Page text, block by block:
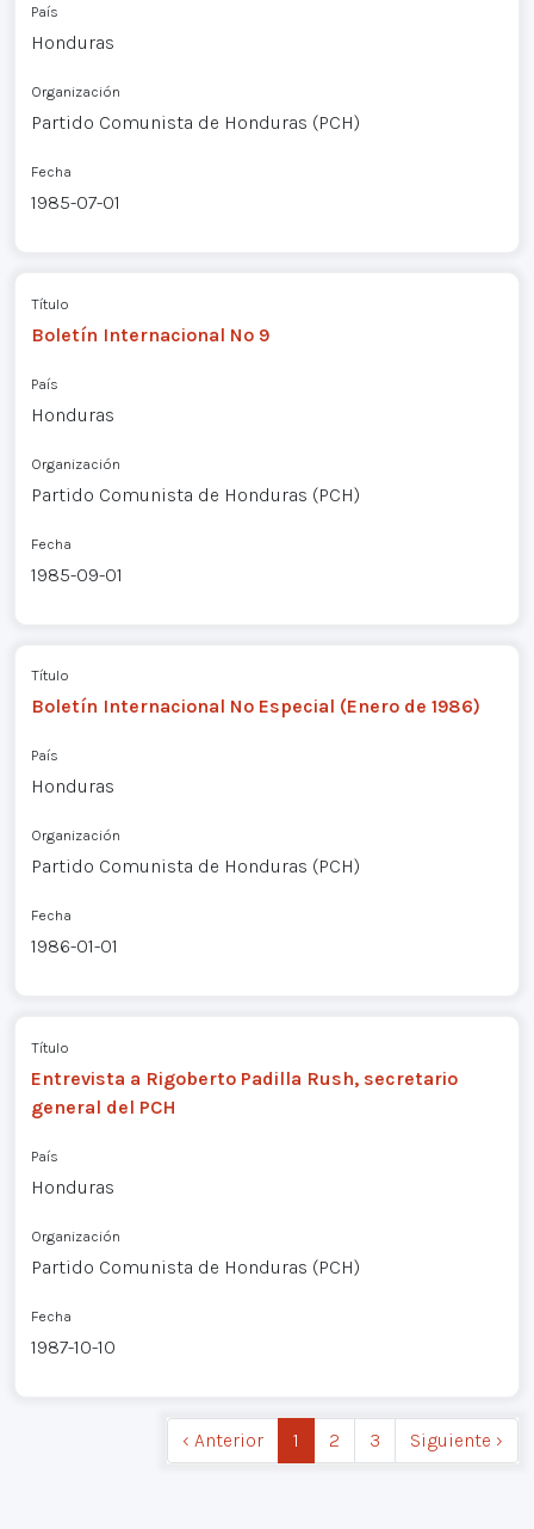
País
Honduras
Organización
Partido Comunista de Honduras (PCH)
Fecha
1985-07-01
Título
Boletín Internacional Nº 9
País
Honduras
Organización
Partido Comunista de Honduras (PCH)
Fecha
1985-09-01
Título
Boletín Internacional Nº Especial (Enero de 1986)
País
Honduras
Organización
Partido Comunista de Honduras (PCH)
Fecha
1986-01-01
Título
Entrevista a Rigoberto Padilla Rush, secretario
general del PCH
País
Honduras
Organización
Partido Comunista de Honduras (PCH)
Fecha
1987-10-10
‹ Anterior 1 2 3 Siguiente ›